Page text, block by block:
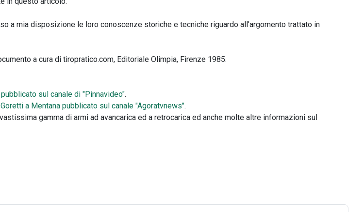
a mia disposizione le loro conoscenze storiche e tecniche riguardo all'argomento trattato in
a cura di tiropratico.com, Editoriale Olimpia, Firenze 1985.
sul canale di "Pinnavideo".
a Mentana pubblicato sul canale "Agoratvnews".
gamma di armi ad avancarica ed a retrocarica ed anche molte altre informazioni sul